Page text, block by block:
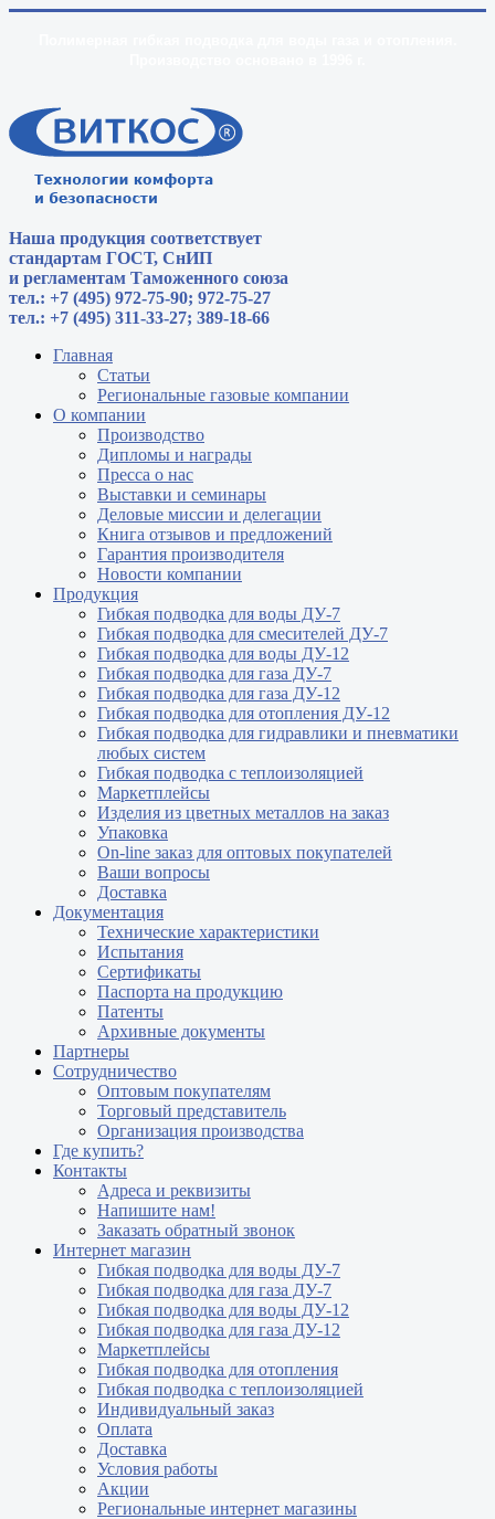
Наша продукция соответствует
стандартам ГОСТ, СнИП
и регламентам Таможенного союза
тел.: +7 (495) 972-75-90; 972-75-27
тел.: +7 (495) 311-33-27; 389-18-66
Главная
Статьи
Региональные газовые компании
О компании
Производство
Дипломы и награды
Пресса о нас
Выставки и семинары
Деловые миссии и делегации
Книга отзывов и предложений
Гарантия производителя
Новости компании
Продукция
Гибкая подводка для воды ДУ-7
Гибкая подводка для смесителей ДУ-7
Гибкая подводка для воды ДУ-12
Гибкая подводка для газа ДУ-7
Гибкая подводка для газа ДУ-12
Гибкая подводка для отопления ДУ-12
Гибкая подводка для гидравлики и пневматики
любых систем
Гибкая подводка с теплоизоляцией
Маркетплейсы
Изделия из цветных металлов на заказ
Упаковка
On-line заказ для оптовых покупателей
Ваши вопросы
Доставка
Документация
Технические характеристики
Испытания
Сертификаты
Паспорта на продукцию
Патенты
Архивные документы
Партнеры
Сотрудничество
Оптовым покупателям
Торговый представитель
Организация производства
Где купить?
Контакты
Адреса и реквизиты
Напишите нам!
Заказать обратный звонок
Интернет магазин
Гибкая подводка для воды ДУ-7
Гибкая подводка для газа ДУ-7
Гибкая подводка для воды ДУ-12
Гибкая подводка для газа ДУ-12
Маркетплейсы
Гибкая подводка для отопления
Гибкая подводка с теплоизоляцией
Индивидуальный заказ
Оплата
Доставка
Условия работы
Акции
Региональные интернет магазины